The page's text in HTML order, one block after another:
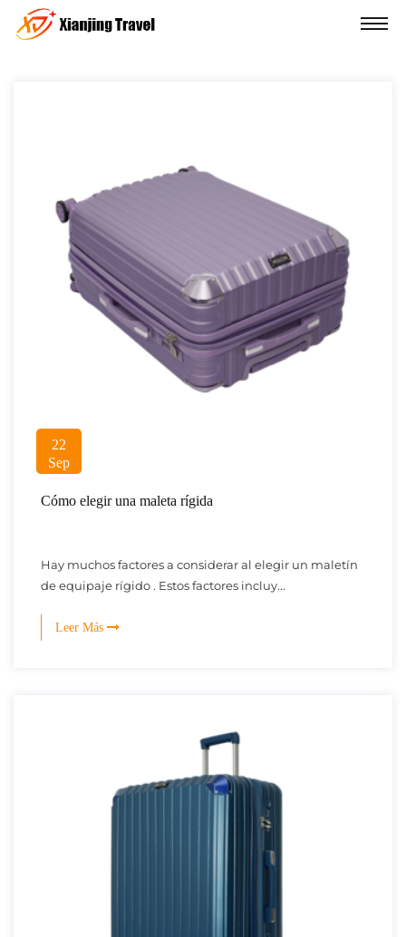
22
Sep
Cómo elegir una maleta rígida
Hay muchos factores a considerar al elegir un maletín
de equipaje rígido . Estos factores incluy...
Leer Más